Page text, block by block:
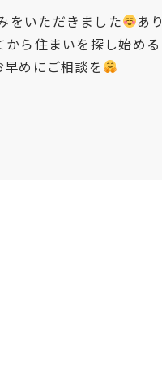
いただきました
あり
ら住まいを探し始める
めにご相談を